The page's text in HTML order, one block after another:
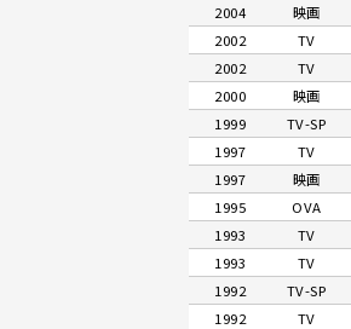
2004 映画
2002 TV
2002 TV
2000 映画
1999 TV-SP
1997 TV
1997 映画
1995
OVA
1993 TV
1993 TV
1992 TV-SP
1992
TV